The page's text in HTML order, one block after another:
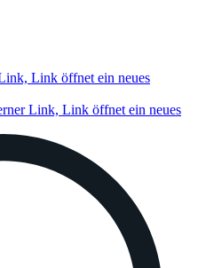
Link öffnet ein neues
Link, Link öffnet ein neues